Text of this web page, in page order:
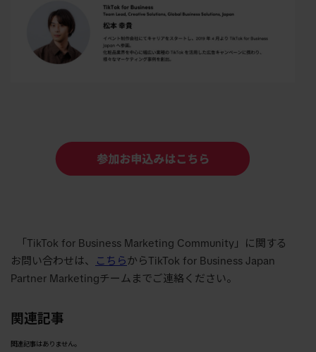
「TikTok for Business Marketing Community」に関する
お問い合わせは、
こちら からTikTok for Business Japan
Partner Marketingチームまでご連絡ください。
関連記事
関連記事はありません。